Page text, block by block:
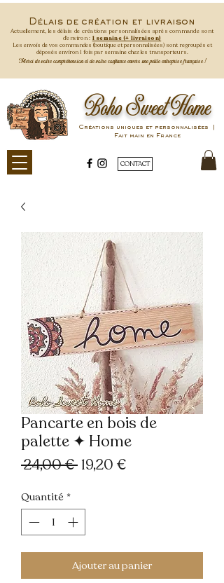
Délais de création et livraison
Actuellement, les délais de créations personnalisées après commande sont
d'environ : 1 semaine (+ livraison)
Les envois de vos commandes (boutique et personnalisées) sont regroupés et
déposés environ 1 fois par semainechez les transporteurs.
Merci de votre compréhension et de votre confiance envers une petite entreprise française !
Boho Sweet Home
Créations uniques et personnalisées |
Fait main en France
CONTACT
Pancarte en bois de
palette ✦ Home
24,00 € Prix
19,20 €
Quantité *
Ajouter au panier